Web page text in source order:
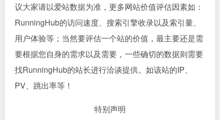
议大家请以爱站数据为准，更多网站价值评估因素如：
RunningHub的访问速度、搜索引擎收录以及索引量、
用户体验等；当然要评估一个站的价值，最主要还是需
要根据您自身的需求以及需要，一些确切的数据则需要
找RunningHub的站长进行洽谈提供。如该站的IP、
PV、跳出率等！
特别声明